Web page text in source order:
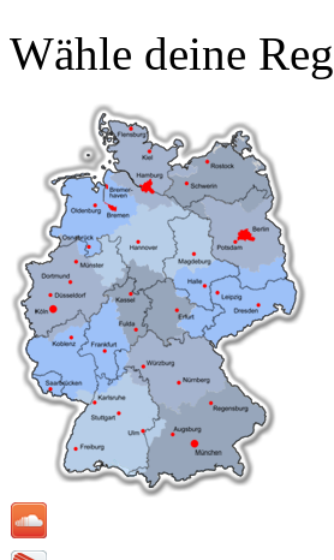
Wähle deine